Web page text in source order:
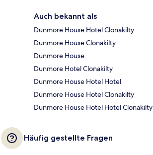
Auch bekannt als
Dunmore House Hotel Clonakilty
Dunmore House Clonakilty
Dunmore House
Dunmore Hotel Clonakilty
Dunmore House Hotel Hotel
Dunmore House Hotel Clonakilty
Dunmore House Hotel Hotel Clonakilty
Häufig gestellte Fragen